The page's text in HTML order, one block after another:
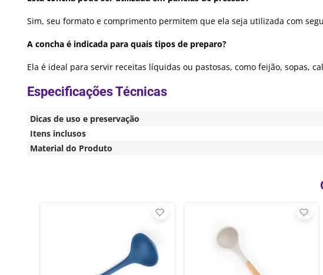
Sim, seu formato e comprimento permitem que ela seja utilizada com
A concha é indicada para quais tipos de preparo?
Ela é ideal para servir receitas líquidas ou pastosas, como feijão, sopas,
Dicas de uso e preservação
Itens inclusos
Material do Produto